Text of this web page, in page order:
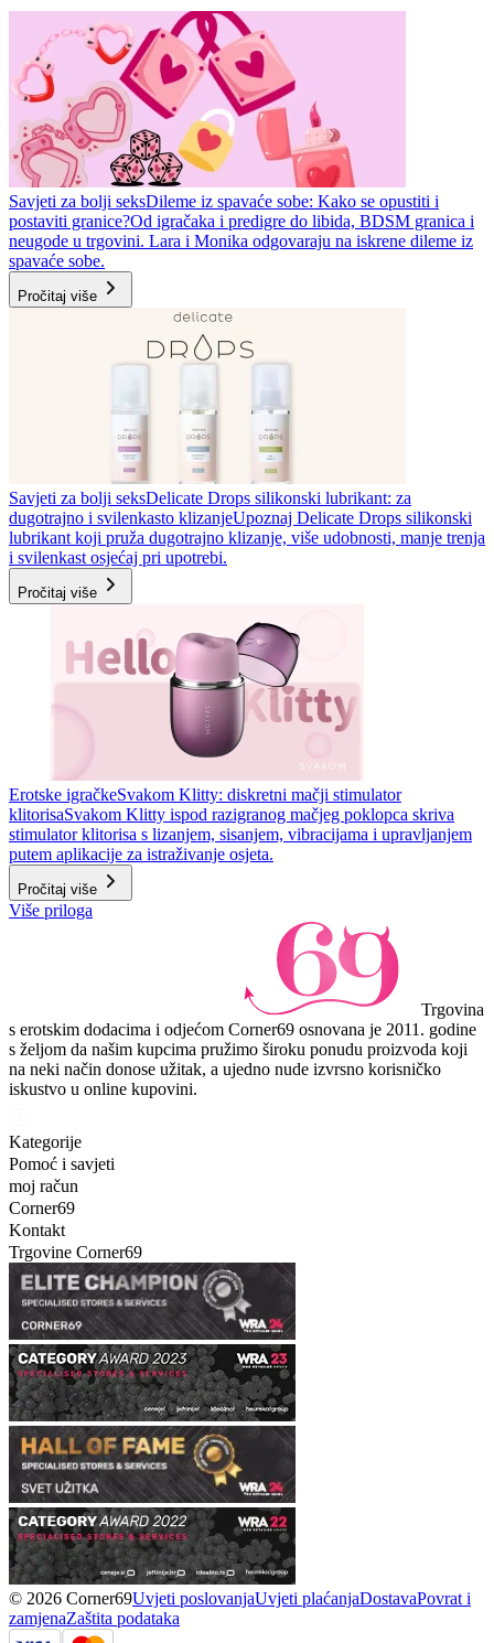
Savjeti za bolji seksDileme iz spavaće sobe: Kako se opustiti i
postaviti granice?Od igračaka i predigre do libida, BDSM granica i
neugode u trgovini. Lara i Monika odgovaraju na iskrene dileme iz
spavaće sobe.
Pročitaj više
Savjeti za bolji seksDelicate Drops silikonski lubrikant: za
dugotrajno i svilenkasto klizanjeUpoznaj Delicate Drops silikonski
lubrikant koji pruža dugotrajno klizanje, više udobnosti, manje trenja
i svilenkast osjećaj pri upotrebi.
Pročitaj više
Erotske igračkeSvakom Klitty: diskretni mačji stimulator
klitorisaSvakom Klitty ispod razigranog mačjeg poklopca skriva
stimulator klitorisa s lizanjem, sisanjem, vibracijama i upravljanjem
putem aplikacije za istraživanje osjeta.
Pročitaj više
Više priloga
Trgovina
s erotskim dodacima i odjećom Corner69 osnovana je 2011. godine
s željom da našim kupcima pružimo široku ponudu proizvoda koji
na neki način donose užitak, a ujedno nude izvrsno korisničko
iskustvo u online kupovini.
Kategorije
Pomoć i savjeti
moj račun
Corner69
Kontakt
Trgovine Corner69
© 2026 Corner69Uvjeti poslovanjaUvjeti plaćanjaDostavaPovrat i
zamjenaZaštita podataka